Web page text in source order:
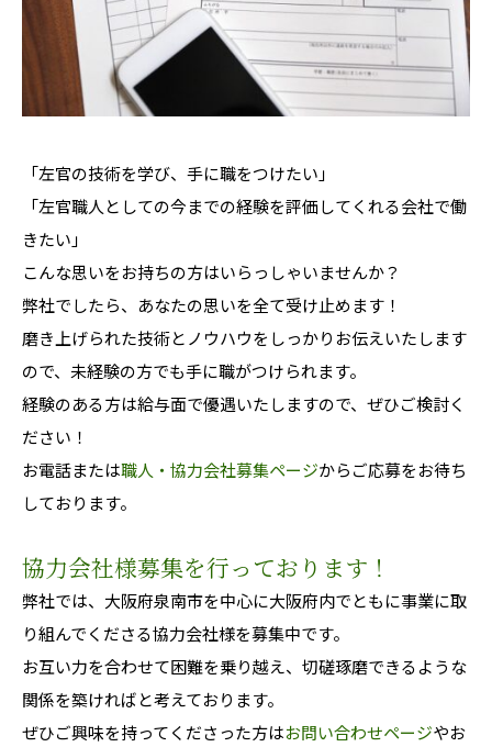
「左官の技術を学び、手に職をつけたい」
「左官職人としての今までの経験を評価してくれる会社で働
きたい」
こんな思いをお持ちの方はいらっしゃいませんか？
弊社でしたら、あなたの思いを全て受け止めます！
磨き上げられた技術とノウハウをしっかりお伝えいたします
ので、未経験の方でも手に職がつけられます。
経験のある方は給与面で優遇いたしますので、ぜひご検討く
ださい！
お電話または職人・協力会社募集ページからご応募をお待ち
しております。
協力会社様募集を行っております！
弊社では、大阪府泉南市を中心に大阪府内でともに事業に取
り組んでくださる協力会社様を募集中です。
お互い力を合わせて困難を乗り越え、切磋琢磨できるような
関係を築ければと考えております。
ぜひご興味を持ってくださった方はお問い合わせページやお